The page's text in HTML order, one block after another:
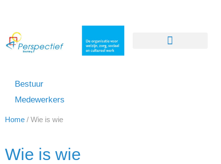
Bestuur
Medewerkers
Home / Wie is wie
Wie is wie